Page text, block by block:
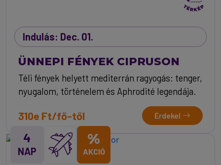
Indulás: Dec. 01.
ÜNNEPI FÉNYEK CIPRUSON
Téli fények helyett mediterrán ragyogás: tenger,
nyugalom, történelem és Aphrodité legendája.
310e Ft/fő-től Érdekel
4
NAP
%
AKCIÓ